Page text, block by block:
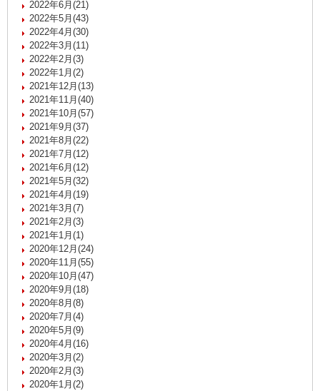
2022年6月(21)
2022年5月(43)
2022年4月(30)
2022年3月(11)
2022年2月(3)
2022年1月(2)
2021年12月(13)
2021年11月(40)
2021年10月(57)
2021年9月(37)
2021年8月(22)
2021年7月(12)
2021年6月(12)
2021年5月(32)
2021年4月(19)
2021年3月(7)
2021年2月(3)
2021年1月(1)
2020年12月(24)
2020年11月(55)
2020年10月(47)
2020年9月(18)
2020年8月(8)
2020年7月(4)
2020年5月(9)
2020年4月(16)
2020年3月(2)
2020年2月(3)
2020年1月(2)